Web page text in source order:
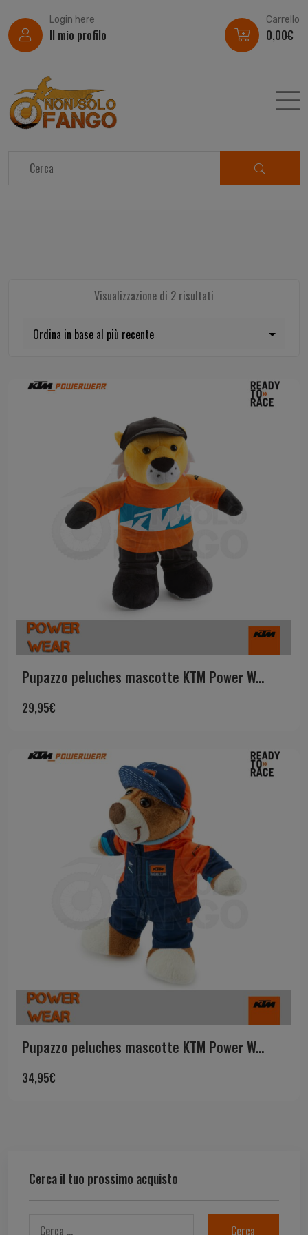
Login here
Il mio profilo
Carrello
0,00€
Visualizzazione di 2 risultati
Cerca il tuo prossimo acquisto
Pupazzo peluches mascotte KTM Power W...
29,95€
Pupazzo peluches mascotte KTM Power W...
34,95€